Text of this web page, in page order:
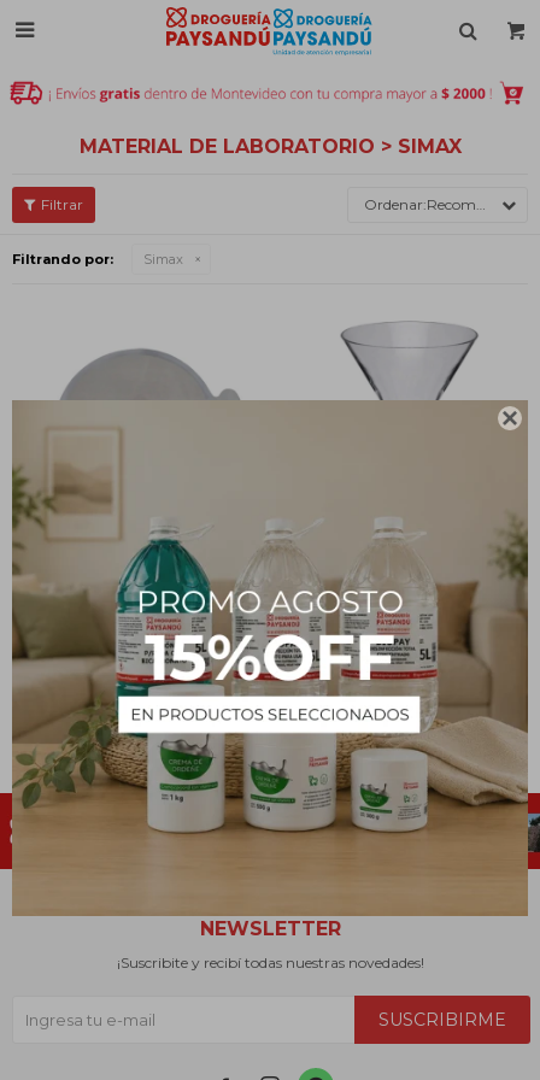


MATERIAL DE LABORATORIO > SIMAX
Recomendados
Filtrando por: Simax
Mortero con mano
7.854
Embudo vastago corto -
250 mm
$ 4.306
NEWSLETTER
¡Suscribite y recibí todas nuestras novedades!
SUSCRIBIRME